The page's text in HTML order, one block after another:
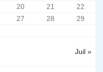
Juil »
20 21
22
27 28
29